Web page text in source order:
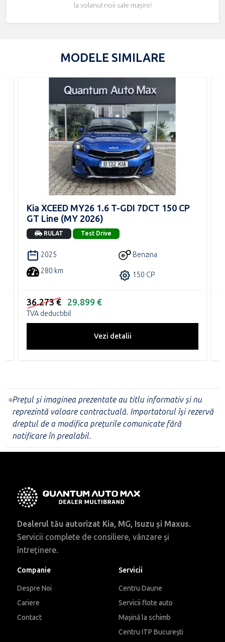
la volanul noii sale mașini!
MODELE SIMILARE
Kia XCEED MY26 1.6 T-GDI 7DCT 150 CP
GT Line (MY 2026)
RULAT Test Drive
2025
280 km
Benzina
150 CP
36.273 € 29.899 €
TVA deductibil
Vezi detalii
Prețul și imaginea prezentate au titlu informativ și nu
reprezintă valoare contractuală. Importatorul își rezervă
dreptul de a modifica prețurile comunicate fără
notificare în prealabil.
Dealerul tău autorizat Kia, MG, Isuzu și Maxus.
Servicii complete de consiliere, vânzare și
întreținere.
Companie
Despre Noi
Cariere
Contact
Servicii
Centru Daune
Servicii flote auto
Mașină la schimb
Centru ITP București